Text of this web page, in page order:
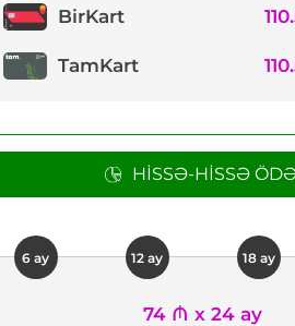
BirKart
TamKart
HISSƏ-HISSƏ
6 ay 12 ay 18 ay
74 ₼ x 24 ay